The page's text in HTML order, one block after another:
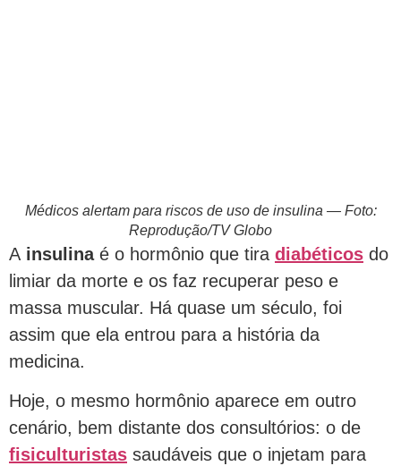
Médicos alertam para riscos de uso de insulina — Foto:
Reprodução/TV Globo
A insulinaé o hormônio que tira diabéticos do
limiar da morte e os faz recuperar peso e
massa muscular. Há quase um século, foi
assim que ela entrou para a história da
medicina.
Hoje, o mesmo hormônio aparece em outro
cenário, bem distante dos consultórios: o de
fisiculturistas saudáveis que o injetam para